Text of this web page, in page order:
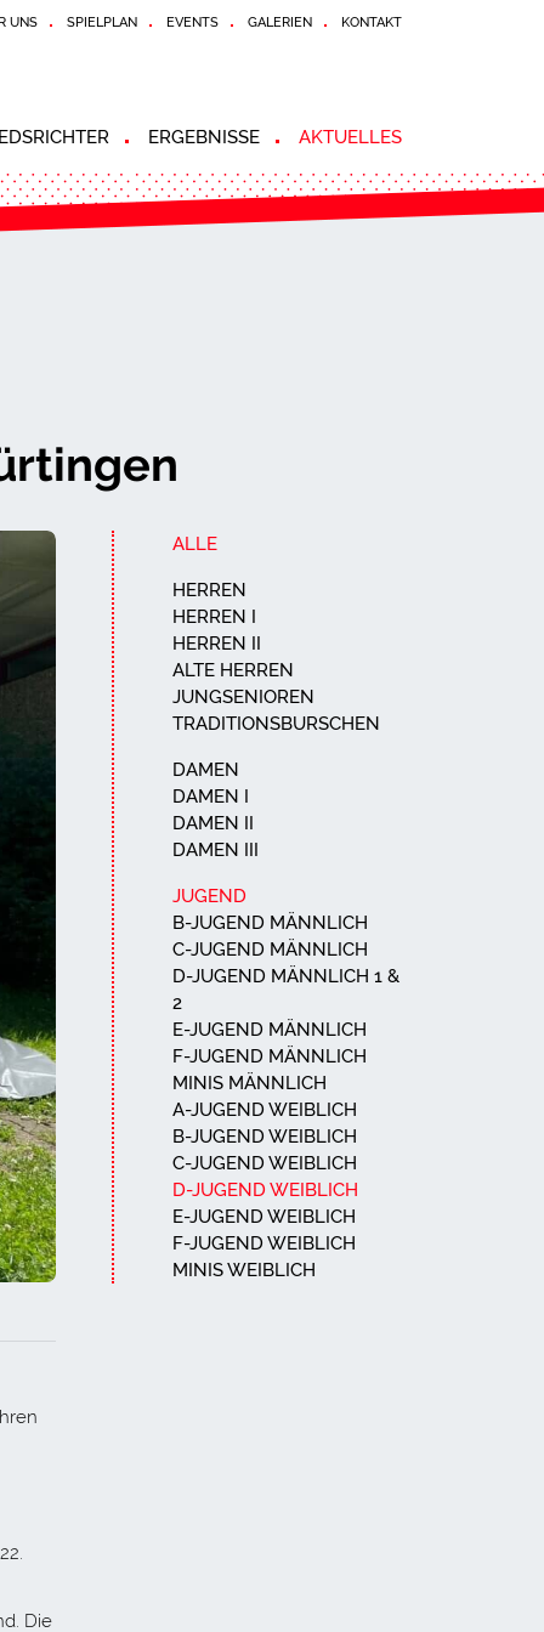
UNS SPIELPLAN EVENTS GALERIEN KONTAKT
ERGEBNISSE AKTUELLES
Die
ALLE
HERREN
HERREN I
HERREN II
ALTE HERREN
JUNGSENIOREN
TRADITIONSBURSCHEN
DAMEN
DAMEN I
DAMEN II
DAMEN III
JUGEND
B-JUGEND MÄNNLICH
C-JUGEND MÄNNLICH
D-JUGEND MÄNNLICH 1 &
2
E-JUGEND MÄNNLICH
F-JUGEND MÄNNLICH
MINIS MÄNNLICH
A-JUGEND WEIBLICH
B-JUGEND WEIBLICH
C-JUGEND WEIBLICH
D-JUGEND WEIBLICH
E-JUGEND WEIBLICH
F-JUGEND WEIBLICH
MINIS WEIBLICH